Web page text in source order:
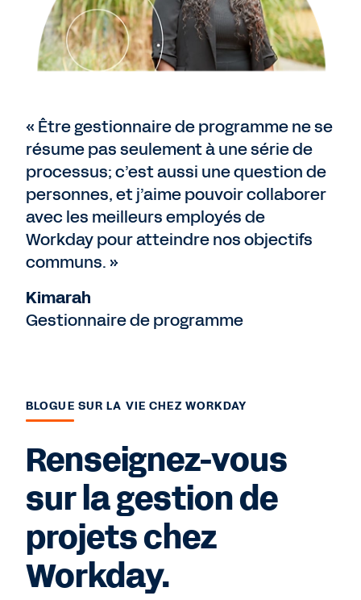
« Être gestionnaire de programme ne se
résume pas seulement à une série de
processus; c’est aussi une question de
personnes, et j’aime pouvoir collaborer
avec les meilleurs employés de
Workday pour atteindre nos objectifs
communs. »
Kimarah
Gestionnaire de programme
BLOGUE SUR LA VIE CHEZ WORKDAY
Renseignez-vous
sur la gestion de
projets chez
Workday.